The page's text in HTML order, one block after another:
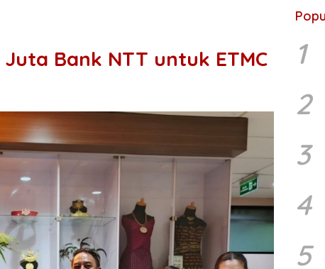
Bank NTT untuk ETMC 1
2
3
4
5